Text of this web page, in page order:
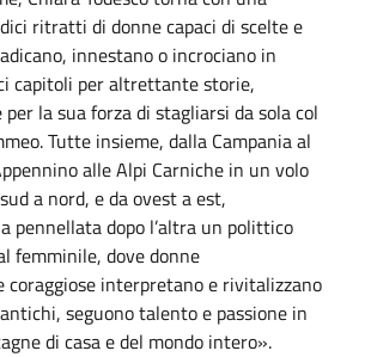
ritratti di donne capaci di scelte e
innestano o incrociano in
capitoli per altrettante storie,
per la sua forza di stagliarsi da sola col
Tutte insieme, dalla Campania al
alle Alpi Carniche in un volo
a nord, e da ovest a est,
pennellata dopo l’altra un polittico
femminile, dove donne
interpretano e rivitalizzano
seguono talento e passione in
di casa e del mondo intero».